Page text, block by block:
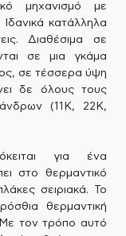
μηχανισμό με
κατάλληλα
Διαθέσιμα σε
σε μια γκάμα
σε τέσσερα ύψη
δε όλους τους
(11Κ, 22Κ,
για ένα
στο θερμαντικό
σειριακά. Το
θερμαντική
Με τον τρόπο αυτό